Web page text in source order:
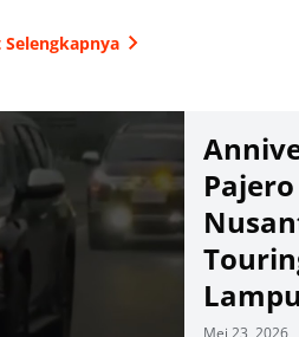
Selengkapnya
Mei 23, 2026